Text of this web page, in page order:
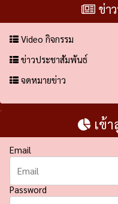
ข่า
Video กิจกรรม
ข่าวประชาสัมพันธ์
จดหมายข่าว
เข้
Email
Password